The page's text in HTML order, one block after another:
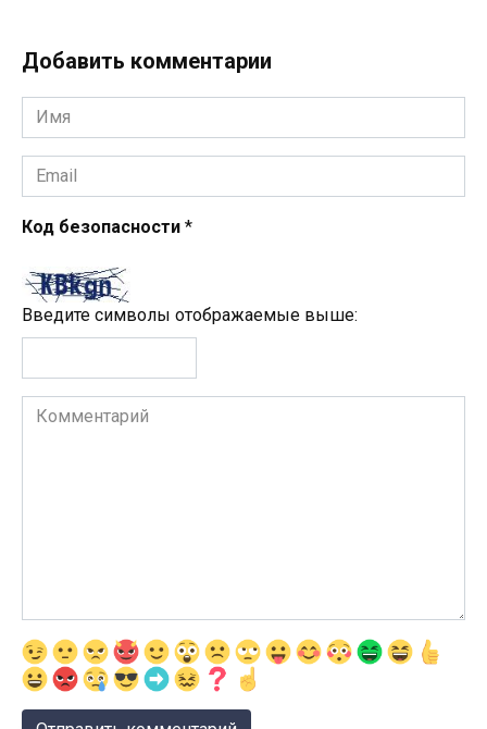
Добавить комментарии
Имя
*
Email
*
Код безопасности *
Введите символы отображаемые выше:
Комментарий